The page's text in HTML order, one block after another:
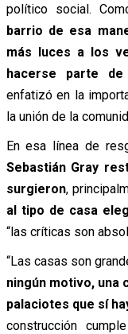
político social.
barrio de esa
más luces a los
hacerse parte
enfatizó en la
la unión de la
En esa línea de
Sebastián Gray
surgieron,
al tipo de casa
“las críticas son
“Las casas son
ningún motivo, una
palaciotes que sí
construcción